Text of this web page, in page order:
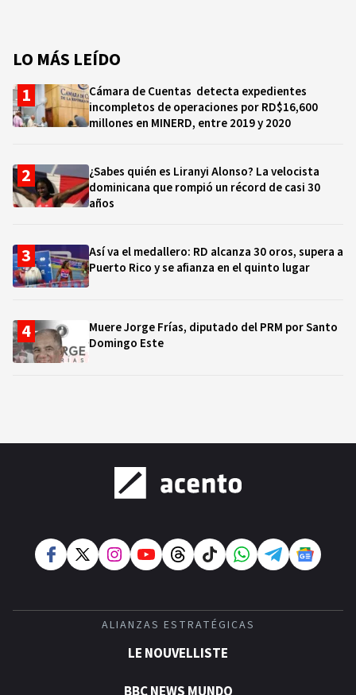
LO MÁS LEÍDO
Cámara de Cuentas detecta expedientes
incompletos de operaciones por RD$16,600
millones en MINERD, entre 2019 y 2020
¿Sabes quién es Liranyi Alonso? La velocista
dominicana que rompió un récord de casi 30
años
Así va el medallero: RD alcanza 30 oros, supera a
Puerto Rico y se afianza en el quinto lugar
Muere Jorge Frías, diputado del PRM por Santo
Domingo Este
ALIANZAS ESTRATÉGICAS
LE NOUVELLISTE